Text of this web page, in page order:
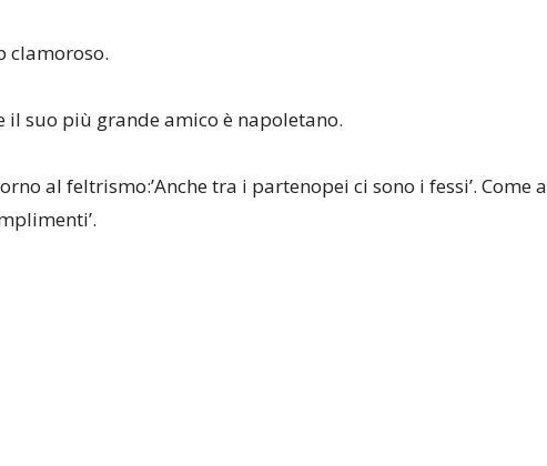
clamoroso.
il suo più grande amico è napoletano.
al feltrismo:’Anche tra i partenopei ci sono i fessi’. Come a